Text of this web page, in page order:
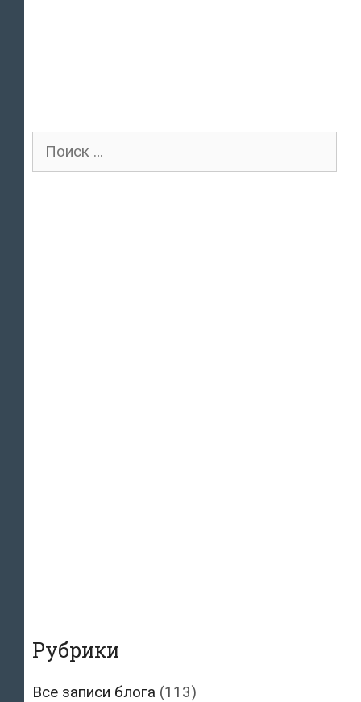
Рубрики
Все записи блога (113)